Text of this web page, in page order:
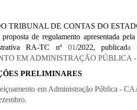
TRIBUNAL DE CONTAS DO
proposta de regulamento apresentada
RA-TC nº 01/2022, publicada
EM ADMINISTRAÇÃO PÚBLICA -
PRELIMINARES
em Administração Pública -